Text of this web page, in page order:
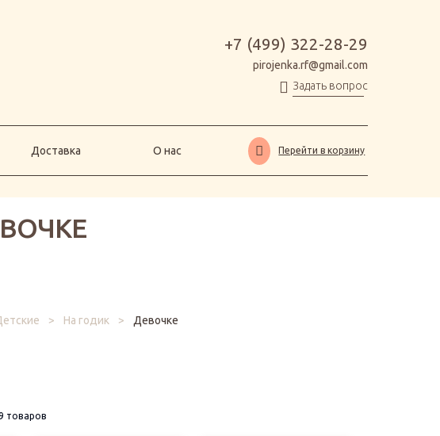
+7 (499) 322-28-29
pirojenka.rf@gmail.com
Задать вопрос
Доставка О нас Перейти в корзину
> На годик > Девочке
товаров